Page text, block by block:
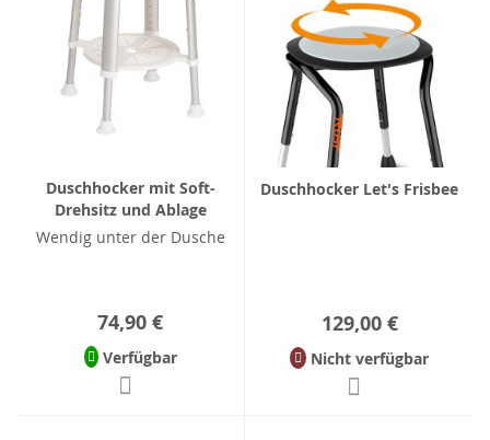
Duschhocker mit Soft-
Drehsitz und Ablage
Wendig unter der Dusche
74,90 €
Verfügbar
Duschhocker Let's Frisbee
129,00 €
Nicht verfügbar